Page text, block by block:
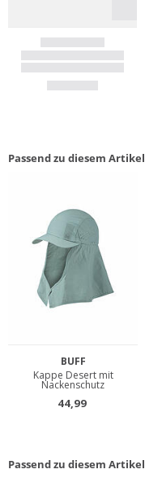
Passend zu diesem Artikel
Passend zu diesem Artikel